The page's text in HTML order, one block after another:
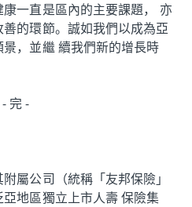
一直是區內的主要課題， 亦
的環節。誠如我們以成為亞
，並繼 續我們新的增長時
- 完 -
屬公司（統稱「友邦保險」
地區獨立上市人壽 保險集